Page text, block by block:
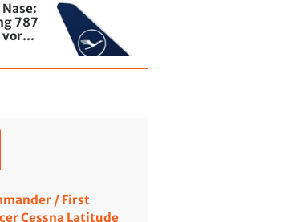
787
vor
/ First
Cessna Latitude